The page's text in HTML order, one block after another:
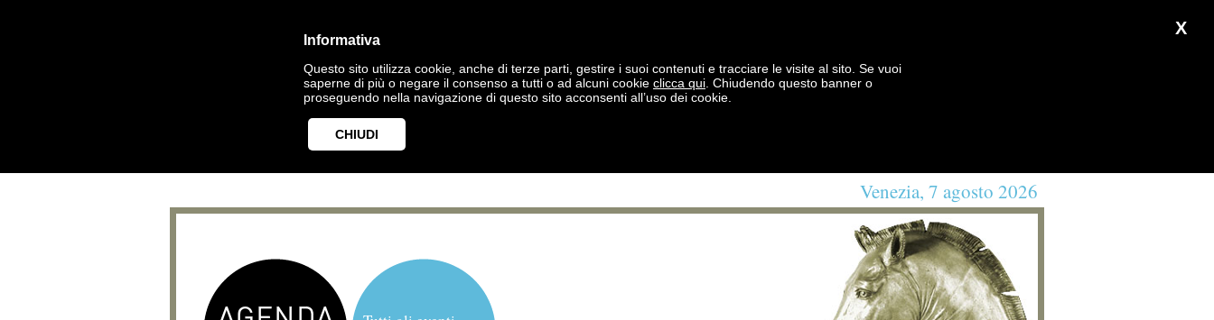
X
Informativa
Questo sito utilizza cookie, anche di terze parti, gestire i suoi contenuti e tracciare le visite al sito. Se vuoi
saperne di più o negare il consenso a tutti o ad alcuni cookie clicca qui . Chiudendo questo banner o
proseguendo nella navigazione di questo sito acconsenti all’uso dei cookie.
CHIUDI
Venezia, 7 agosto 2026